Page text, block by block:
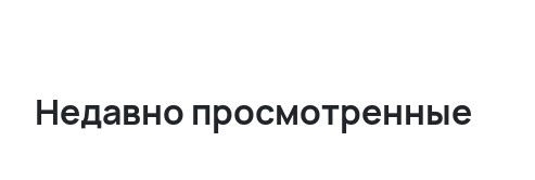
Недавно просмотренные